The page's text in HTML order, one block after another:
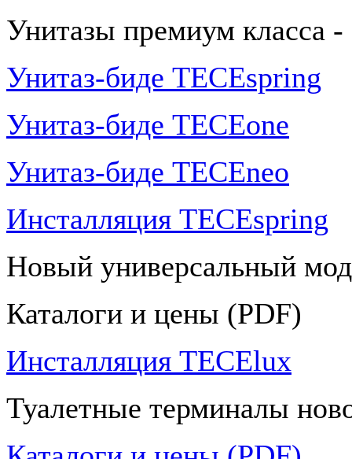
Унитазы премиум класса -
Унитаз-биде TECEspring
Унитаз-биде TECEone
Унитаз-биде TECEneo
Инсталляция TECEspring
Новый универсальный
Каталоги и цены (PDF)
Инсталляция TECElux
Туалетные терминалы